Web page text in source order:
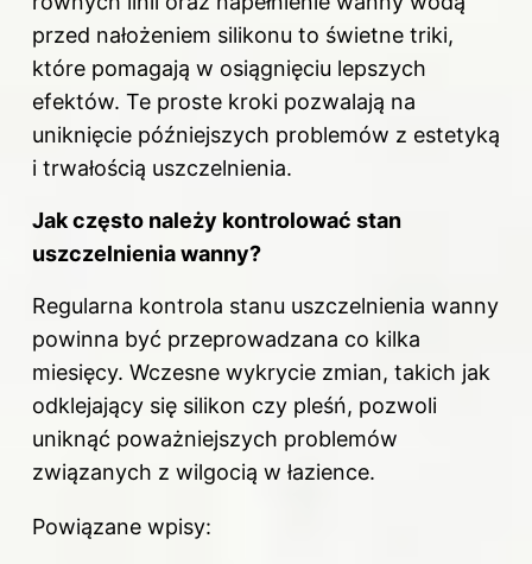
przed nałożeniem silikonu to świetne triki,
które pomagają w osiągnięciu lepszych
efektów. Te proste kroki pozwalają na
uniknięcie późniejszych problemów z estetyką
i trwałością uszczelnienia.
Jak często należy kontrolować stan
uszczelnienia wanny?
Regularna kontrola stanu uszczelnienia wanny
powinna być przeprowadzana co kilka
miesięcy. Wczesne wykrycie zmian, takich jak
odklejający się silikon czy pleśń, pozwoli
uniknąć poważniejszych problemów
związanych z wilgocią w łazience.
Powiązane wpisy: